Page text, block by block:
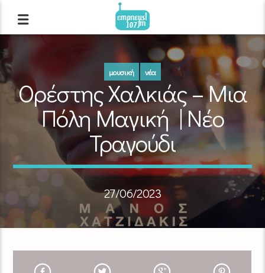
μουσική νέα
Ορέστης Χαλκιάς – Μια
Πόλη Μαγική | Νέο
Τραγούδι
27/06/2023